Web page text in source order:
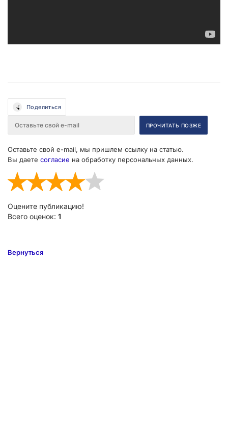
Поделиться
Оставьте свой e-mail, мы пришлем ссылку на статью.
Вы даете согласие на обработку персональных данных.
Оцените публикацию!
Всего оценок: 1
Вернуться